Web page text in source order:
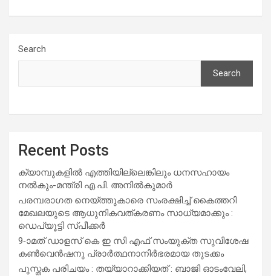
Search
Search
Recent Posts
ക്യാമ്പുകളിൽ എത്തിയില്ലെങ്കിലും ധനസഹായം
നൽകും-മന്ത്രി എ.പി. അനിൽകുമാർ
പരമ്പരാഗത നെയ്ത്തുകാരെ സംരക്ഷിച്ച് കൈത്തറി
മേഖലയുടെ ആധുനികവത്കരണം സാധ്യമാക്കും :
ഡെപ്യൂട്ടി സ്പീക്കർ
9-ാമത് ഡാളസ് കെ ഇ സി എഫ് സംയുക്ത സുവിശേഷ
കൺവെൻഷനു പ്രാർത്ഥനാനിർഭരമായ തുടക്കം
പുസ്തക പരിചയം : തയ്യാറാക്കിയത് : ബാജി ഓടംവേലി,